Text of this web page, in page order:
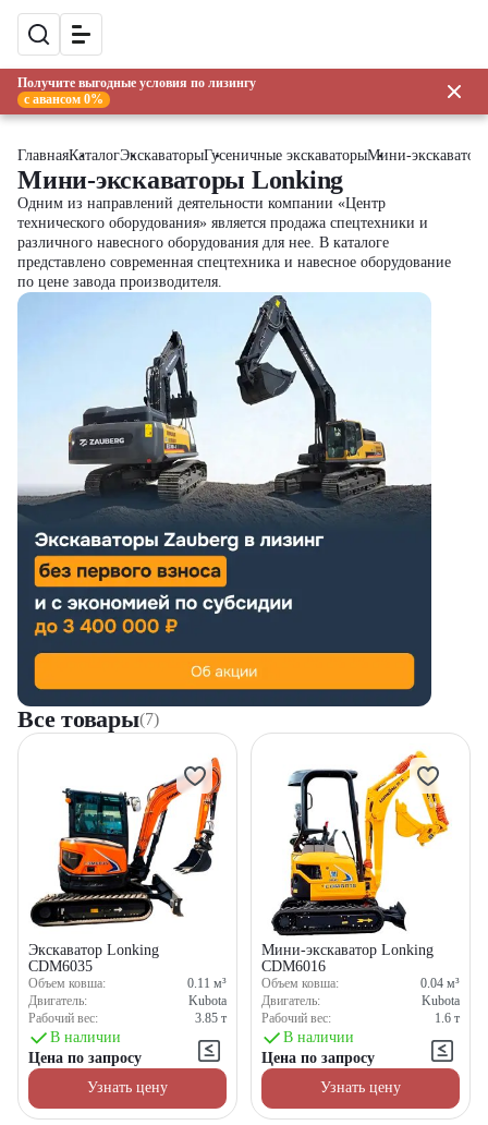
Получите выгодные условия по лизингу
с авансом 0%
ГлавнаяКаталогЭкскаваторыГусеничные экскаваторыМини-
Мини-экскаваторы Lonking
Одним из направлений деятельности компании «Центр
технического оборудования» является продажа спецтехники и
различного навесного оборудования для нее. В каталоге
представлено современная спецтехника и навесное оборудование
по цене завода производителя.
Все товары(7)
Экскаватор Lonking
CDM6035
Объем ковша: 0.11 м³
Двигатель:
Kubota
Рабочий вес:
3.85 т
В наличии
Цена по запросу
Узнать цену
Мини-экскаватор Lonking
CDM6016
Объем ковша: 0.04 м³
Двигатель:
Kubota
Рабочий вес:
1.6 т
В наличии
Цена по запросу
Узнать цену